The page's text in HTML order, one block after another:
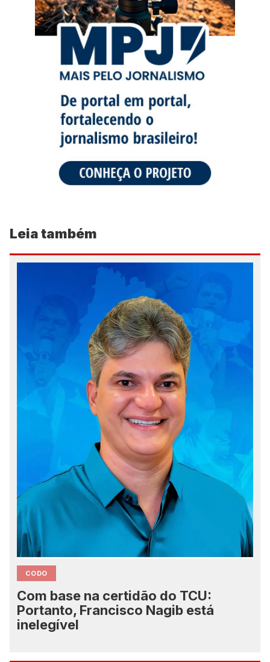
Leia também
CODO
Com base na certidão do TCU:
Portanto, Francisco Nagib está
inelegível